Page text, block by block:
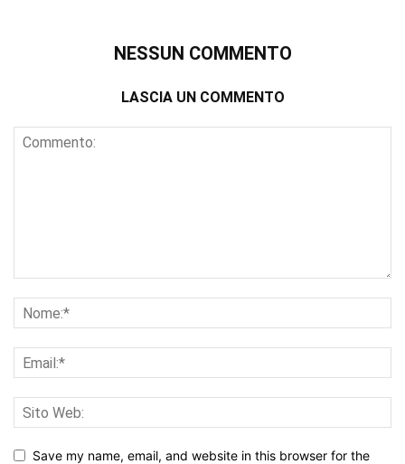
NESSUN COMMENTO
LASCIA UN COMMENTO
Save my name, email, and website in this browser for the